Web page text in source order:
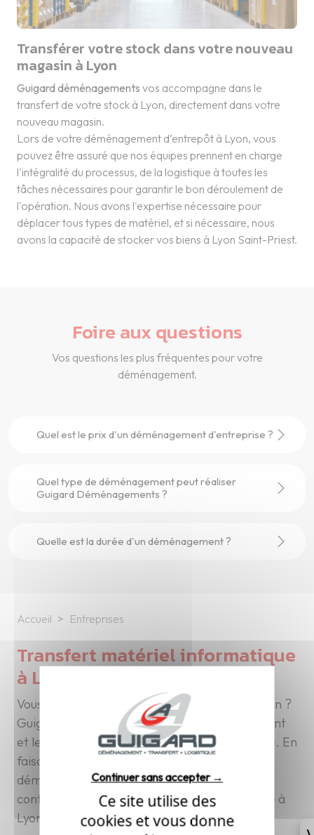
Transférer votre stock dans votre nouveau
magasin à Lyon
Guigard déménagements vos accompagne dans le
transfert de votre stock à Lyon, directement dans votre
nouveau magasin.
Lors de votre déménagement d’entrepôt à Lyon, vous
pouvez être assuré que nos équipes prennent en charge
l'intégralité du processus, de la logistique à toutes les
tâches nécessaires pour garantir le bon déroulement de
l'opération. Nous avons l'expertise nécessaire pour
déplacer tous types de matériel, et si nécessaire, nous
avons la capacité de stocker vos biens à Lyon Saint-Priest.
Foire aux questions
Vos questions les plus fréquentes pour votre
déménagement.
Quel est le prix d'un déménagement d'entreprise ?
Quel type de déménagement peut réaliser
Guigard Déménagements ?
Quelle est la durée d'un déménagement ?
Accueil Entreprises
Transfert matériel informatique
à Lyon
Vous préparez un transfert informatique à Lyon ?
Guigard vous accompagne pour le déplacement
et le transport de votre matériel informatique. En
faisant appel à un professionnel du
déménagement, vous assurerez sécurité et
continuité lors de votre transfert informatique à
Lyon.
Continuer sans accepter →
Ce site utilise des
cookies et vous donne